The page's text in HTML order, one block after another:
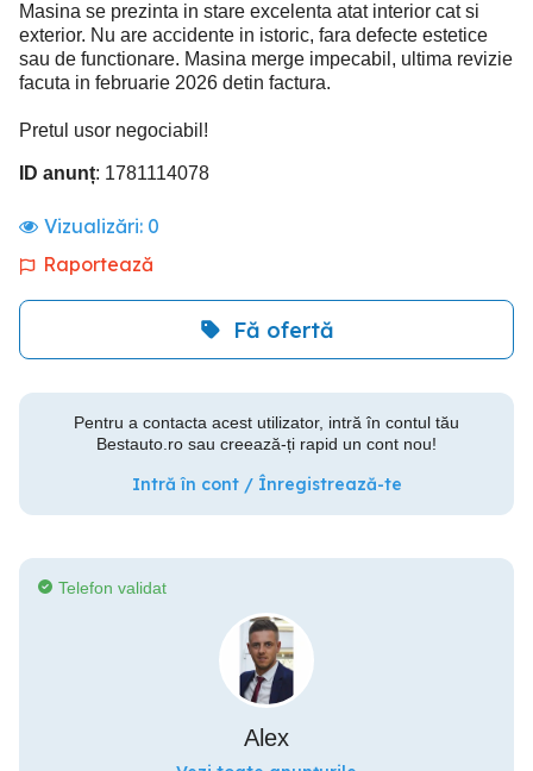
Masina se prezinta in stare excelenta atat interior cat si
exterior. Nu are accidente in istoric, fara defecte estetice
sau de functionare. Masina merge impecabil, ultima revizie
facuta in februarie 2026 detin factura.
Pretul usor negociabil!
ID anunț: 1781114078
Vizualizări: 0
Raportează
Fă ofertă
Pentru a contacta acest utilizator, intră în contul tău
Bestauto.ro sau creează-ți rapid un cont nou!
Intră în cont / Înregistrează-te
Telefon validat
Alex